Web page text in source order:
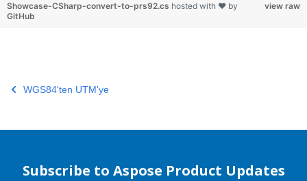
view raw
Showcase-CSharp-convert-to-prs92.cs hosted with ❤ by
GitHub
WGS84'ten UTM'ye
Subscribe to Aspose Product Updates